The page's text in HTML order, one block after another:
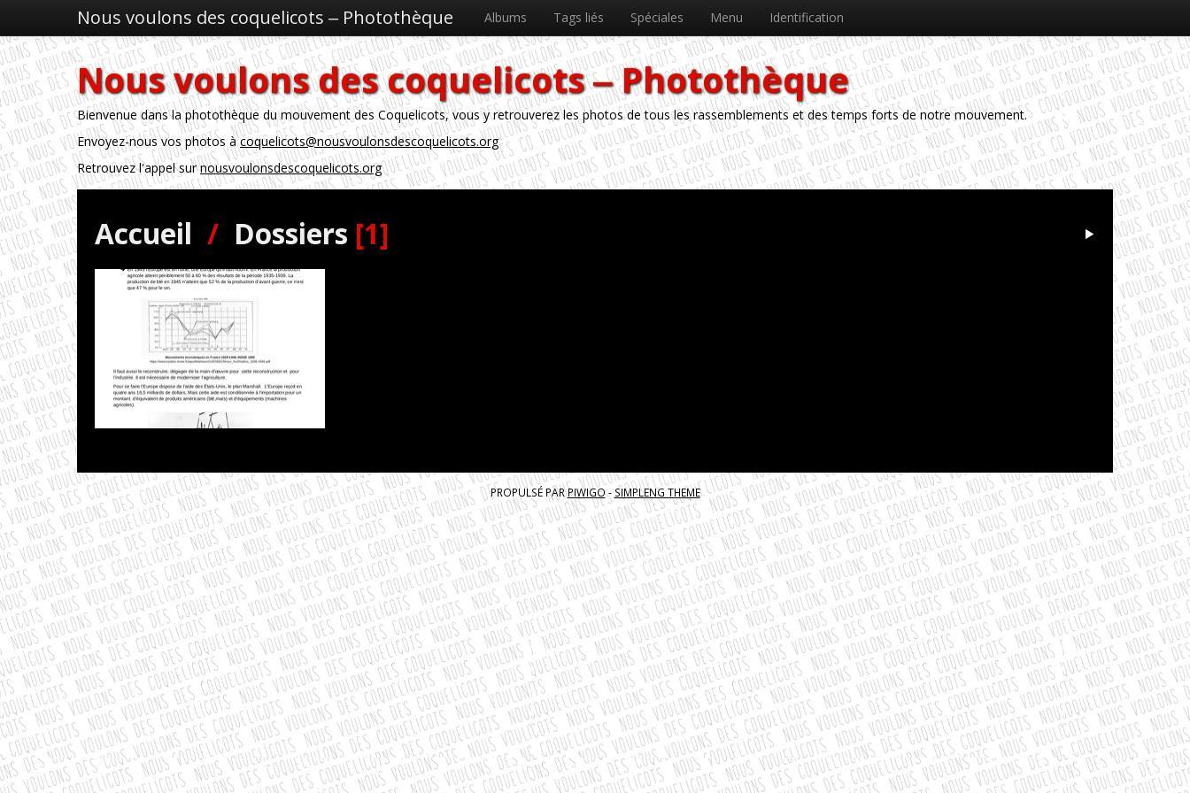
Nous voulons des coquelicots ‒ Photothèque Albums Tags liés Spéciales Menu Identification
Nous voulons des coquelicots ‒ Photothèque
Bienvenue dans la photothèque du mouvement des Coquelicots, vous y retrouverez les photos de tous les rassemblements et des temps forts de notre mouvement.
Envoyez-nous vos photos àcoquelicots@nousvoulonsdescoquelicots.org
Retrouvez l'appel surnousvoulonsdescoquelicots.org
Accueil / Dossiers [1]
PROPULSÉ PARPIWIGO- SIMPLENG THEME